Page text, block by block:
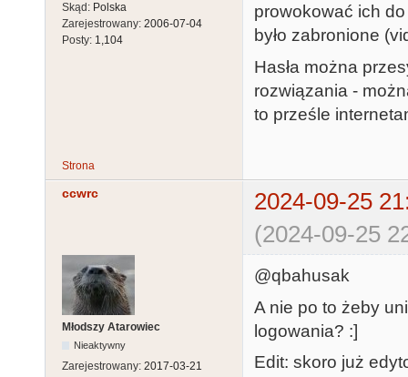
Skąd: Polska
Zarejestrowany: 2006-07-04
Posty: 1,104
prowokować ich
było zabronione
Hasła można
rozwiązania -
to prześle
Strona
ccwrc
2024-09-25
(2024-09-25
Młodszy Atarowiec
Nieaktywny
Zarejestrowany: 2017-03-21
@qbahusak
A nie po to żeby
logowania? :]
Edit: skoro już